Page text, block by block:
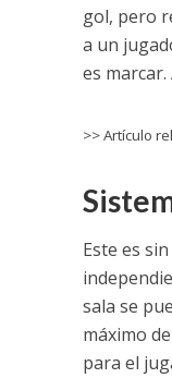
gol, pero
a un
es
>> Artículo
Este es
sala se
máximo
para el